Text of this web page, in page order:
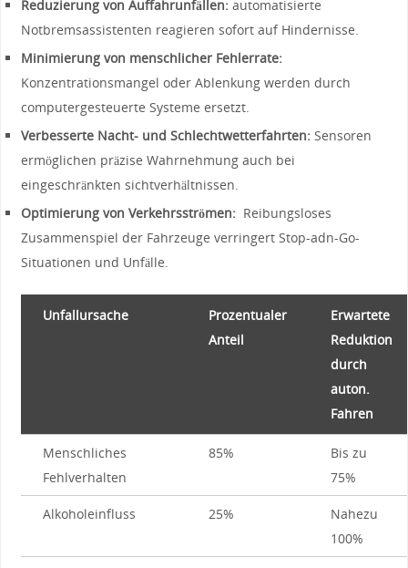
Reduzierung von Auffahrunfällen:⁢automatisierte
Notbremsassistenten reagieren sofort auf Hindernisse.
Minimierung von menschlicher Fehlerrate:
Konzentrationsmangel oder Ablenkung werden durch
computergesteuerte Systeme ersetzt.
Verbesserte‍ Nacht- und Schlechtwetterfahrten:Sensoren
ermöglichen präzise Wahrnehmung ​auch bei
eingeschränkten ⁢sichtverhältnissen.
Optimierung von Verkehrsströmen:⁤ Reibungsloses
Zusammenspiel der Fahrzeuge verringert Stop-adn-Go-
Situationen und Unfälle.
Unfallursache
Prozentualer
Anteil
Erwartete
Reduktion
durch
auton.
Fahren
Menschliches
Fehlverhalten
85%
Bis zu ​
75%
Alkoholeinfluss 25%
Nahezu
100%